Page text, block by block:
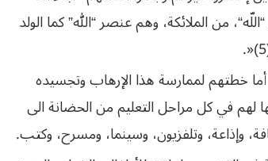
“اللّه“، منالملائكة، وهمعنصر“الله”كماالولد
5
)«.
أما خطتهم لممارسة هذا الإرهاب وتجسيده
لهم في كل مراحل التعليم من الحضانة الى
وتلفزيون، وسينما، ومسرح، وكتب.